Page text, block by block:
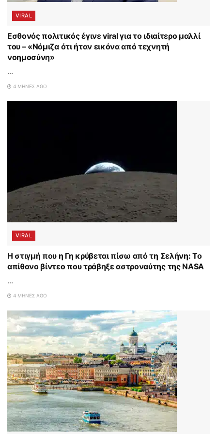
VIRAL
Εσθονός πολιτικός έγινε viral για το ιδιαίτερο μαλλί
του – «Νόμιζα ότι ήταν εικόνα από τεχνητή
νοημοσύνη»
...
4 ΜΉΝΕΣ AGO
VIRAL
Η στιγμή που η Γη κρύβεται πίσω από τη Σελήνη: Το
απίθανο βίντεο που τράβηξε αστροναύτης της NASA
...
4 ΜΉΝΕΣ AGO